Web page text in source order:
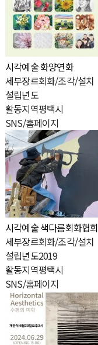
시각예술화양연화
세부장르회화/조각/설치
설립년도
활동지역평택시
SNS/홈페이지
시각예술색다름회화협회
세부장르회화/조각/설치
설립년도2019
활동지역평택시
SNS/홈페이지